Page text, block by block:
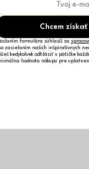
šaty
Chcem
formulára súhlasíš sa
zasielaním našich inšpiratívnych
kedykoľvek odhlásiť v pätičke
hodnota nákupu pre